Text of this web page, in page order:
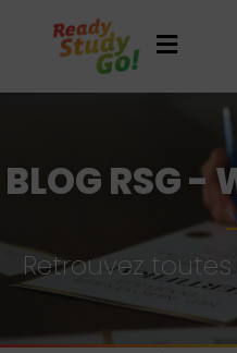
BLOG RSG -
Retrouvez